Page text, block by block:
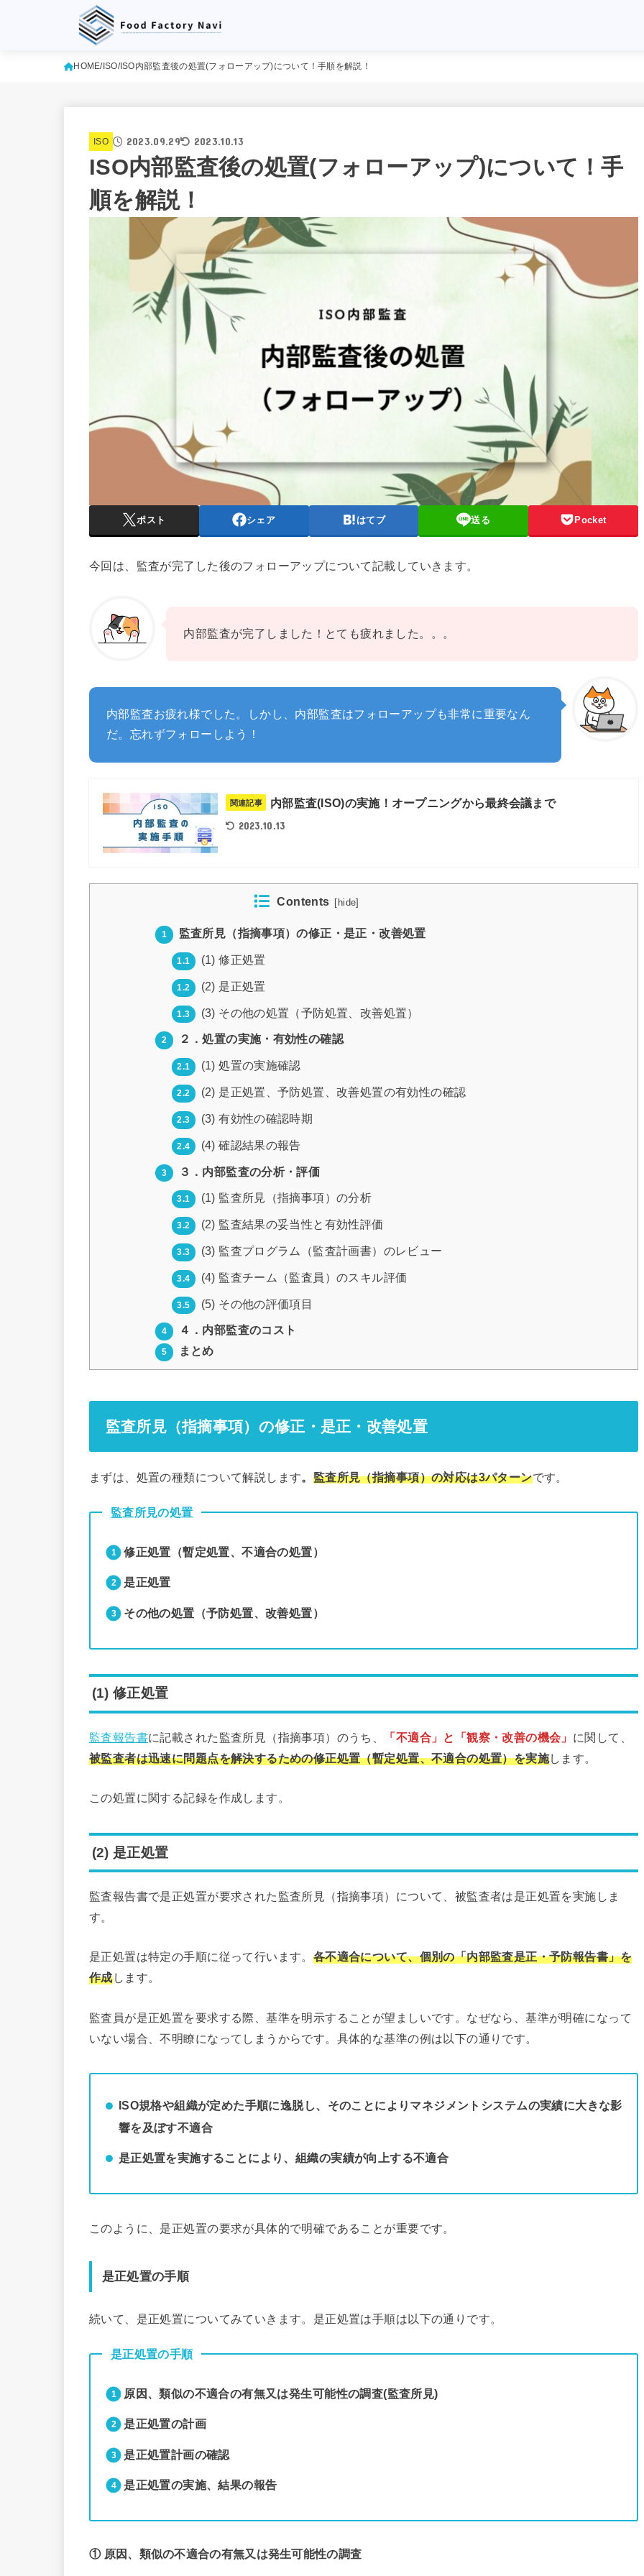
HOME ISO ISO内部監査後の処置(フォローアップ)について！手順を解説！
ISO 2023.09.29 2023.10.13
ISO内部監査後の処置(フォローアップ)について！手
順を解説！
ポスト シェア はてブ 送る Pocket
今回は、監査が完了した後のフォローアップについて記載していきます。
内部監査が完了しました！とても疲れました。。。
内部監査お疲れ様でした。しかし、内部監査はフォローアップも非常に重要なん
だ。忘れずフォローしよう！
関連記事 内部監査(ISO)の実施！オープニングから最終会議まで
2023.10.13
Contents [ hide]
1 監査所見（指摘事項）の修正・是正・改善処置
1.1 (1) 修正処置
1.2 (2) 是正処置
1.3 (3) その他の処置（予防処置、改善処置）
2 ２．処置の実施・有効性の確認
2.1 (1) 処置の実施確認
2.2 (2) 是正処置、予防処置、改善処置の有効性の確認
2.3 (3) 有効性の確認時期
2.4 (4) 確認結果の報告
3 ３．内部監査の分析・評価
3.1 (1) 監査所見（指摘事項）の分析
3.2 (2) 監査結果の妥当性と有効性評価
3.3 (3) 監査プログラム（監査計画書）のレビュー
3.4 (4) 監査チーム（監査員）のスキル評価
3.5 (5) その他の評価項目
4 ４．内部監査のコスト
5 まとめ
監査所見（指摘事項）の修正・是正・改善処置
まずは、処置の種類について解説します。 監査所見（指摘事項）の対応は3パターンです。
監査所見の処置
修正処置（暫定処置、不適合の処置）
是正処置
その他の処置（予防処置、改善処置）
(1) 修正処置
監査報告書に記載された監査所見（指摘事項）のうち、 「不適合」と「観察・改善の機会」 に関して、
被監査者は迅速に問題点を解決するための修正処置（暫定処置、不適合の処置）を実施します。
この処置に関する記録を作成します。
(2) 是正処置
監査報告書で是正処置が要求された監査所見（指摘事項）について、被監査者は是正処置を実施しま
す。
是正処置は特定の手順に従って行います。 各不適合について、個別の「内部監査是正・予防報告書」を
作成します。
監査員が是正処置を要求する際、基準を明示することが望ましいです。なぜなら、基準が明確になって
いない場合、不明瞭になってしまうからです。具体的な基準の例は以下の通りです。
ISO規格や組織が定めた手順に逸脱し、そのことによりマネジメントシステムの実績に大きな影
響を及ぼす不適合
是正処置を実施することにより、組織の実績が向上する不適合
このように、是正処置の要求が具体的で明確であることが重要です。
是正処置の手順
続いて、是正処置についてみていきます。是正処置は手順は以下の通りです。
是正処置の手順
原因、類似の不適合の有無又は発生可能性の調査(監査所見)
是正処置の計画
是正処置計画の確認
是正処置の実施、結果の報告
① 原因、類似の不適合の有無又は発生可能性の調査